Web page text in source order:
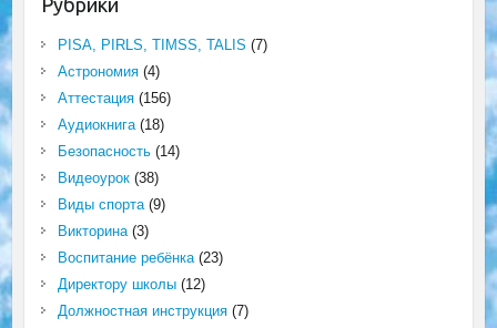
Рубрики
PISA, PIRLS, TIMSS, TALIS (7)
Астрономия(4)
Аттестация(156)
Аудиокнига(18)
Безопасность(14)
Видеоурок(38)
Виды спорта(9)
Викторина(3)
Воспитание ребёнка(23)
Директору школы(12)
Должностная инструкция(7)